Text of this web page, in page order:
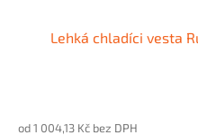
Lehká chladíci vesta
od 1 004,13 Kč bez DPH